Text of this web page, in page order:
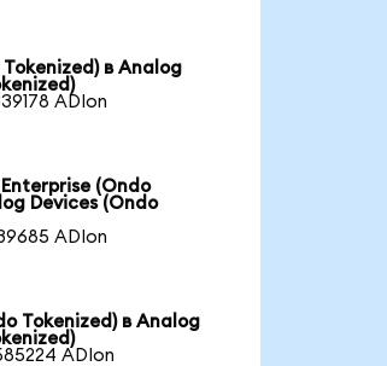
в Analog
ADIon
(Ondo
Devices (Ondo
ADIon
Tokenized) в Analog
ADIon